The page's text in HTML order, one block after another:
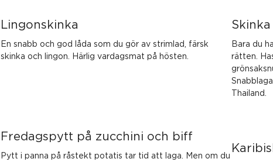
Lingonskinka
En snabb och god låda som du gör av strimlad, färsk
skinka och lingon. Härlig vardagsmat på hösten.
Bara du
rätten.
Thailand.
Fredagspytt på zucchini och biff
Pytt i panna på råstekt potatis tar tid att laga. Men om du